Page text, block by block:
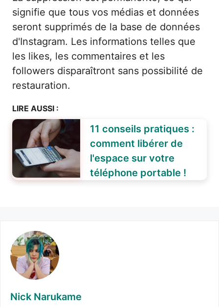
signifie que tous vos médias et données
seront supprimés de la base de données
d'Instagram. Les informations telles que
les likes, les commentaires et les
followers disparaîtront sans possibilité de
restauration.
LIRE AUSSI :
11 conseils pratiques :
comment libérer de
l'espace sur votre
téléphone portable !
Nick Narukame